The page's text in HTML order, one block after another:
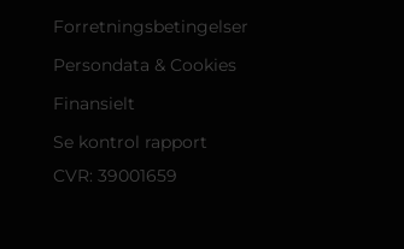
Forretningsbetingelser
Persondata & Cookies
Finansielt
Se kontrol rapport
CVR: 39001659